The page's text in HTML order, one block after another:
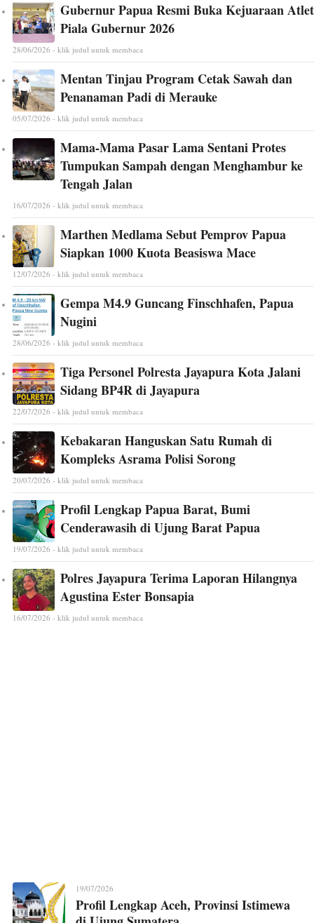
Gubernur Papua Resmi Buka Kejuaraan
Piala Gubernur 2026
28/06/2026 - klik judul untuk membaca
Mentan Tinjau Program Cetak Sawah dan
Penanaman Padi di Merauke
05/07/2026 - klik judul untuk membaca
Mama-Mama Pasar Lama Sentani Protes
Tumpukan Sampah dengan Menghambur ke
Tengah Jalan
16/07/2026 - klik judul untuk membaca
Marthen Medlama Sebut Pemprov Papua
Siapkan 1000 Kuota Beasiswa Mace
12/07/2026 - klik judul untuk membaca
Gempa M4.9 Guncang Finschhafen, Papua
Nugini
28/06/2026 - klik judul untuk membaca
Tiga Personel Polresta Jayapura Kota Jalani
Sidang BP4R di Jayapura
22/07/2026 - klik judul untuk membaca
Kebakaran Hanguskan Satu Rumah di
Kompleks Asrama Polisi Sorong
20/07/2026 - klik judul untuk membaca
Profil Lengkap Papua Barat, Bumi
Cenderawasih di Ujung Barat Papua
19/07/2026 - klik judul untuk membaca
Polres Jayapura Terima Laporan Hilangnya
Agustina Ester Bonsapia
16/07/2026 - klik judul untuk membaca
19/07/2026
Profil Lengkap Aceh, Provinsi Istimewa